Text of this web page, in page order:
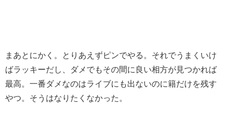
まあとにかく。とりあえずピンでやる。それでうまくいけ
ばラッキーだし、ダメでもその間に良い相方が見つかれば
最高。一番ダメなのはライブにも出ないのに籍だけを残す
やつ。そうはなりたくなかった。